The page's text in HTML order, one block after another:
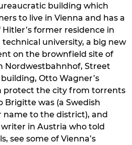
building which
to live in Vienna and has a
former residence in
university, a big new
on the brownfield site of
Nordwestbahnhof, Street
Otto Wagner’s
protect the city from torrents
was (a Swedish
name to the district), and
in Austria who told
see some of Vienna’s